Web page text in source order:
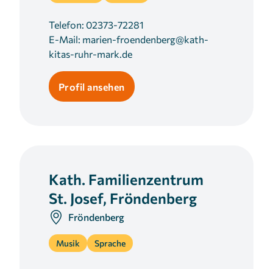
Telefon: 02373-72281
E-Mail: marien-froendenberg@kath-
kitas-ruhr-mark.de
Profil ansehen
Kath. Familienzentrum
St. Josef, Fröndenberg
Fröndenberg
Musik Sprache